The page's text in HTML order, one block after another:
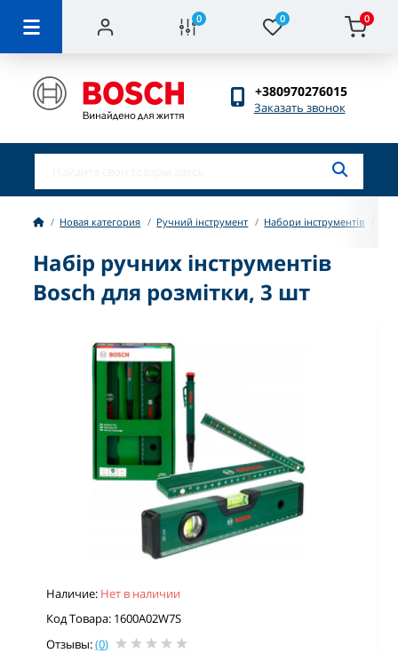
0 0 0
+380970276015
Заказать звонок
Новая категория Ручний інструмент Набори інструментів
Набір ручних інструментів
Bosch для розмітки, 3 шт
Наличие: Нет в наличии
Код Товара: 1600A02W7S
Отзывы:(0)